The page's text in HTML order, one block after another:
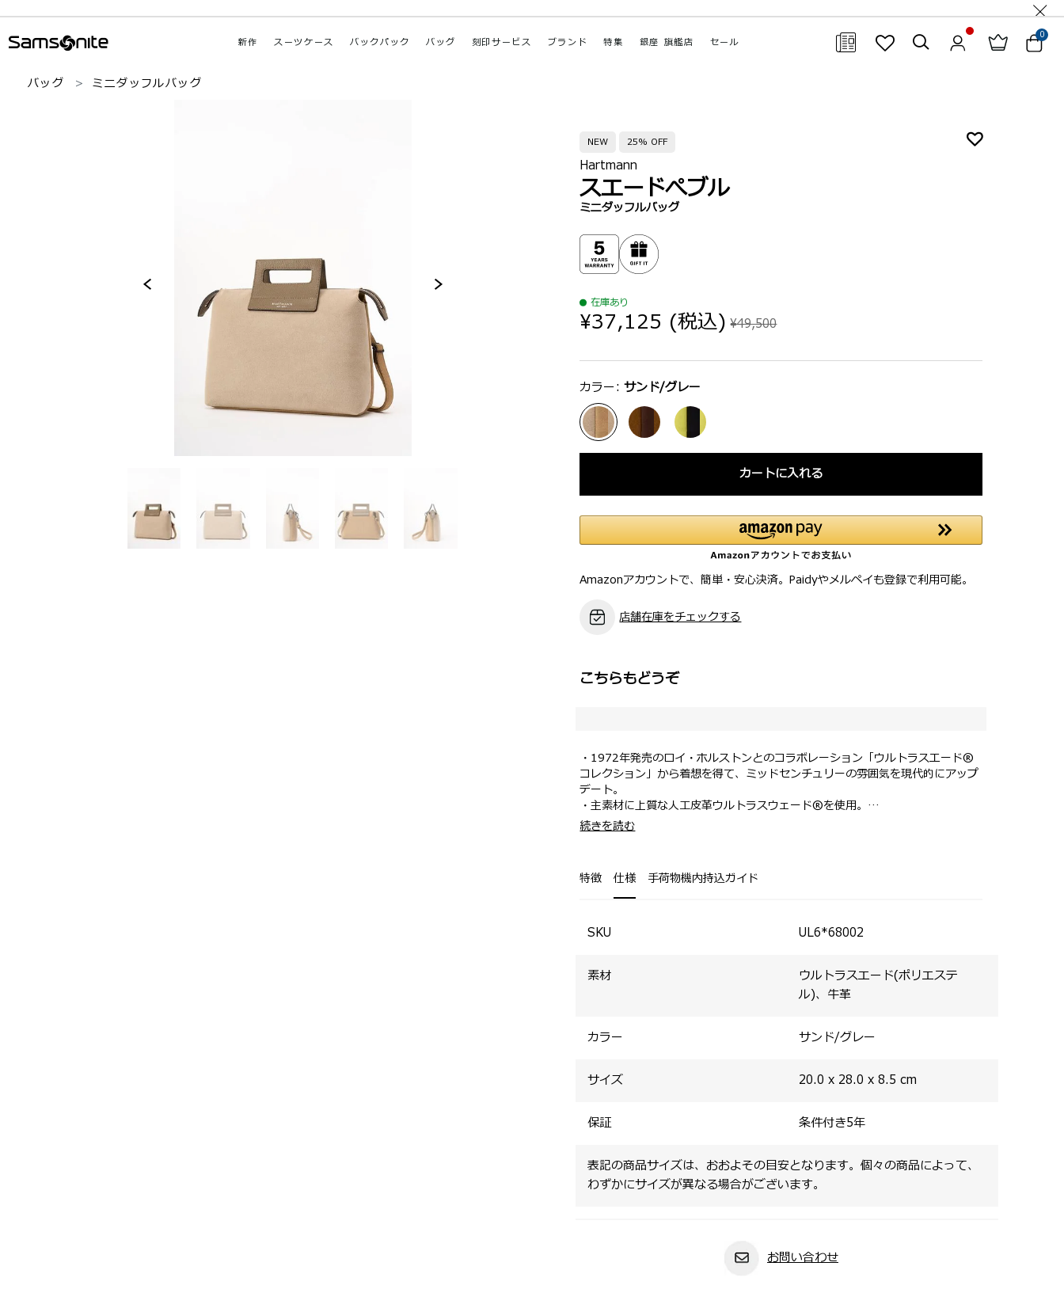
新作 スーツケース バックパック バッグ 刻印サービス ブランド 特集 銀座 旗艦店 セール
0
バッグ ミニダッフルバッグ
NEW 25% OFF
Hartmann
スエードぺブル
ミニダッフルバッグ
在庫あり
¥49,500
¥37,125 (税込)
選択：
カラー:サンド/グレー
カートに入れる
Amazonアカウントで、簡単・安心決済。Paidyやメルペイも登録で利用可能。
店舗在庫をチェックする
こちらもどうぞ
・1972年発売のロイ・ホルストンとのコラボレーション「ウルトラスエード®
コレクション」から着想を得て、ミッドセンチュリーの雰囲気を現代的にアップ
デート。
・主素材に上質な人工皮革ウルトラスウェード®を使用。
・ハンドルなどの副素材に牛革を使用。
・着脱可能なストラップでクロスボディと手持ちの2ウェイ使用が可能。
ズ。
・内装にはフロント・背面それぞれにオープンポケットを装備。
続きを読む
特徴 仕様 手荷物機内持込ガイド
SKU UL6*68002
素材
ウルトラスエード(ポリエステ
ル)、牛革
カラー サンド/グレー
サイズ 20.0 x 28.0 x 8.5 cm
保証 条件付き5年
表記の商品サイズは、おおよその目安となります。個々の商品によって、
わずかにサイズが異なる場合がございます。
お問い合わせ